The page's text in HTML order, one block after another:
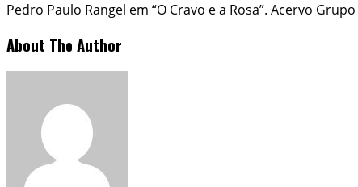
Pedro Paulo Rangel em “O Cravo e a Rosa”. Acervo
About The Author